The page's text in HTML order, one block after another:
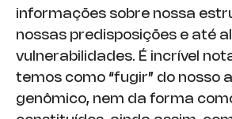
informações sobre nossa
nossas predisposições e até
vulnerabilidades. É incrível
temos como “fugir” do nosso
genômico, nem da forma